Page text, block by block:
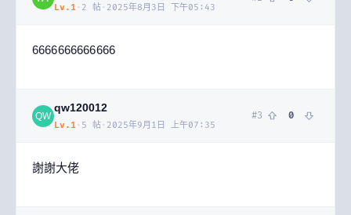
Lv. 1 · 2 帖 · 2025年8月3日 下午05:43
6666666666666
QW
qw120012
Lv. 1 · 5 帖 · 2025年9月1日 上午07:35
#3 0
謝謝大佬